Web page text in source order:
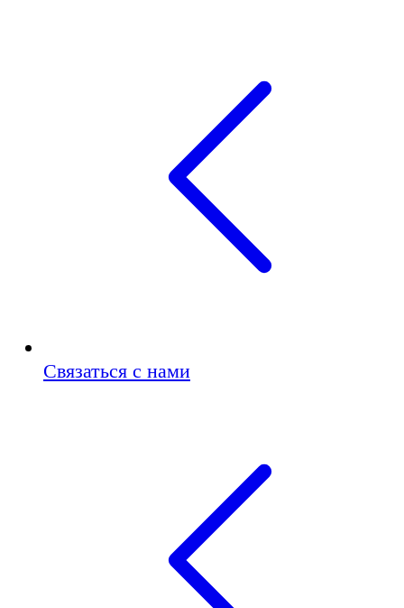
Связаться с нами